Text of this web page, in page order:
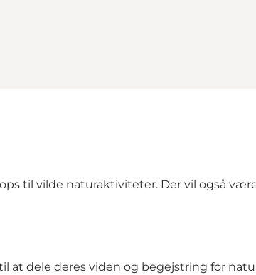
til vilde naturaktiviteter. Der vil også
dele deres viden og begejstring for